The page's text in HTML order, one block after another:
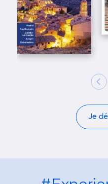
Je